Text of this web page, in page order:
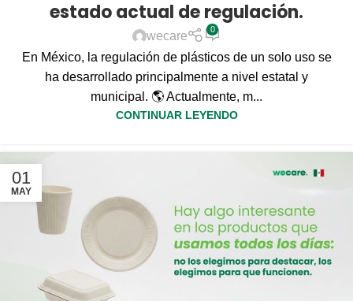
estado actual de regulación.
wecare
0
En México, la regulación de plásticos de un solo uso se
ha desarrollado principalmente a nivel estatal y
municipal. 🌎 Actualmente, m...
CONTINUAR LEYENDO
01
MAY